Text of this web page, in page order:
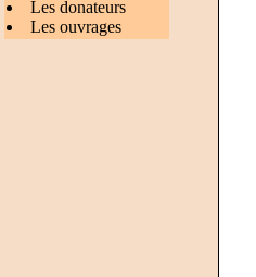
Les donateurs
Les ouvrages